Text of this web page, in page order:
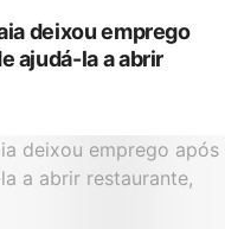
deixou emprego
ajudá-la a abrir